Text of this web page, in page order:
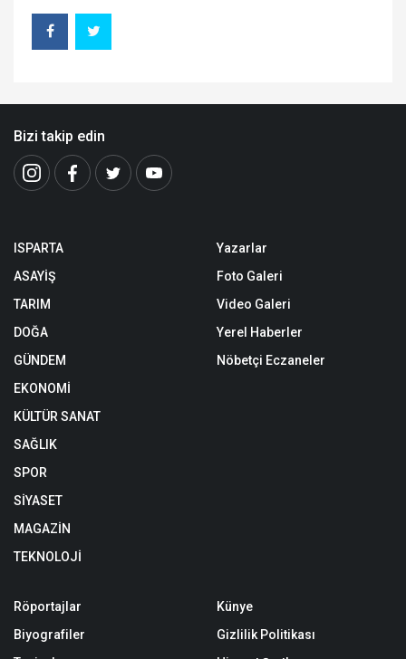
Bizi takip edin
ISPARTA
ASAYİŞ
TARIM
DOĞA
GÜNDEM
EKONOMİ
KÜLTÜR SANAT
SAĞLIK
SPOR
SİYASET
MAGAZİN
TEKNOLOJİ
Yazarlar
Foto Galeri
Video Galeri
Yerel Haberler
Nöbetçi Eczaneler
Röportajlar
Biyografiler
Künye
Gizlilik Politikası